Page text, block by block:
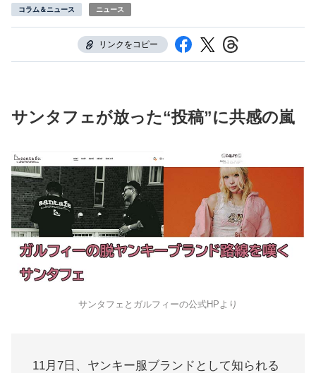
コラム＆ニュース ニュース
リンクをコピー
サンタフェが放った“投稿”に共感の嵐
サンタフェとガルフィーの公式HPより
11月7日、ヤンキー服ブランドとして知られる